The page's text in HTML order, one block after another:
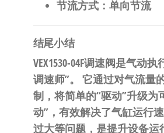
​节流方式​​：单向节流
​结尾小结​
​VEX1530-04F调速阀是气动
调速师”。​
它通过对气流量
制，将简单的“驱动”升级为
动”，有效解决了气缸运行
过大等问题，是提升设备运